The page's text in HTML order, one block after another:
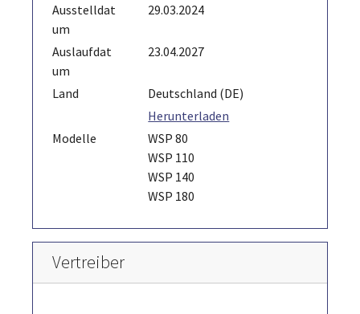
Ausstelldat
um
29.03.2024
Auslaufdat
um
23.04.2027
Land
Deutschland (DE)
Herunterladen
Modelle
WSP 80
WSP 110
WSP 140
WSP 180
Vertreiber